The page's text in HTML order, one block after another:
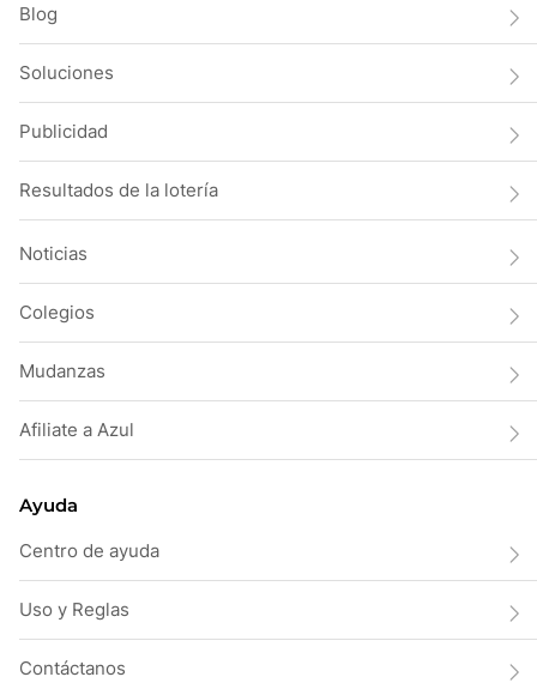
Blog
Soluciones
Publicidad
Resultados de la lotería
Noticias
Colegios
Mudanzas
Afiliate a Azul
Ayuda
Centro de ayuda
Uso y Reglas
Contáctanos